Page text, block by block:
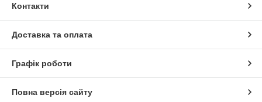
Контакти
Доставка та оплата
Графік роботи
Повна версія сайту